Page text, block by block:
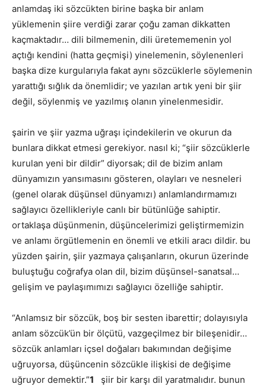
anlamdaş iki sözcükten birine başka bir anlam
yüklemenin şiire verdiği zarar çoğu zaman dikkatten
kaçmaktadır… dili bilmemenin, dili üretememenin yol
açtığı kendini (hatta geçmişi) yinelemenin, söylenenleri
başka dize kurgularıyla fakat aynı sözcüklerle söylemenin
yarattığı sığlık da önemlidir; ve yazılan artık yeni bir şiir
değil, söylenmiş ve yazılmış olanın yinelenmesidir.
şairin ve şiir yazma uğraşı içindekilerin ve okurun da
bunlara dikkat etmesi gerekiyor. nasıl ki; “şiir sözcüklerle
kurulan yeni bir dildir” diyorsak; dil de bizim anlam
dünyamızın yansımasını gösteren, olayları ve nesneleri
(genel olarak düşünsel dünyamızı) anlamlandırmamızı
sağlayıcı özellikleriyle canlı bir bütünlüğe sahiptir.
ortaklaşa düşünmenin, düşüncelerimizi geliştirmemizin
ve anlamı örgütlemenin en önemli ve etkili aracı dildir. bu
yüzden şairin, şiir yazmaya çalışanların, okurun üzerinde
buluştuğu coğrafya olan dil, bizim düşünsel-sanatsal…
gelişim ve paylaşımımızı sağlayıcı özelliğe sahiptir.
“Anlamsız bir sözcük, boş bir sesten ibarettir; dolayısıyla
anlam sözcük’ün bir ölçütü, vazgeçilmez bir bileşenidir…
sözcük anlamları içsel doğaları bakımından değişime
uğruyorsa, düşüncenin sözcükle ilişkisi de değişime
uğruyor demektir.”1 şiir bir karşı dil yaratmalıdır. bunun